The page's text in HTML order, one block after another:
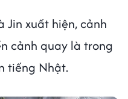
Jin xuất hiện, cảnh
cảnh quay là trong
tiếng Nhật.